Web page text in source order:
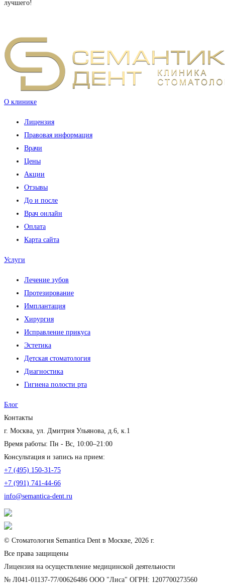
лучшего!
О клинике
Лицензия
Правовая информация
Врачи
Цены
Акции
Отзывы
До и после
Врач онлайн
Оплата
Карта сайта
Услуги
Лечение зубов
Протезирование
Имплантация
Хирургия
Исправление прикуса
Эстетика
Детская стоматология
Диагностика
Гигиена полости рта
Блог
Контакты
г. Москва, ул. Дмитрия Ульянова, д.6, к.1
Время работы: Пн - Вс, 10:00–21:00
Консультация и запись на прием:
+7 (495) 150-31-75
+7 (991) 741-44-66
info@semantica-dent.ru
© Стоматология Semantica Dent в Москве, 2026 г.
Все права защищены
Лицензия на осуществление медицинской деятельности
№ Л041-01137-77/00626486 ООО "Лиса" ОГРН: 1207700273560